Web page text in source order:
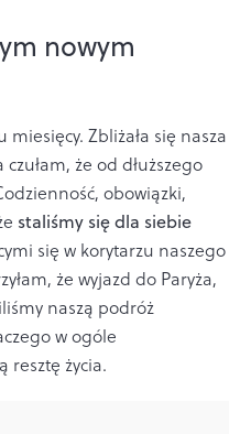
nowym
Zbliżała się nasza
że od dłuższego
obowiązki,
staliśmy się dla siebie
się w korytarzu naszego
że wyjazd do Paryża,
naszą podróż
w ogóle
resztę życia.